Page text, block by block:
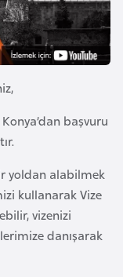
başvuru
yoldan alabilmek
kullanarak Vize
vizenizi
danışarak